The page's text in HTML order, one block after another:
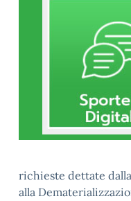
richieste dettate
alla